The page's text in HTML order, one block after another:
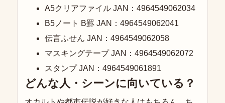
A5クリアファイル JAN：4964549062034
B5ノート B罫 JAN：4964549062041
伝言ふせん JAN：4964549062058
マスキングテープ JAN：4964549062072
スタンプ JAN：4964549061891
どんな人・シーンに向いている？